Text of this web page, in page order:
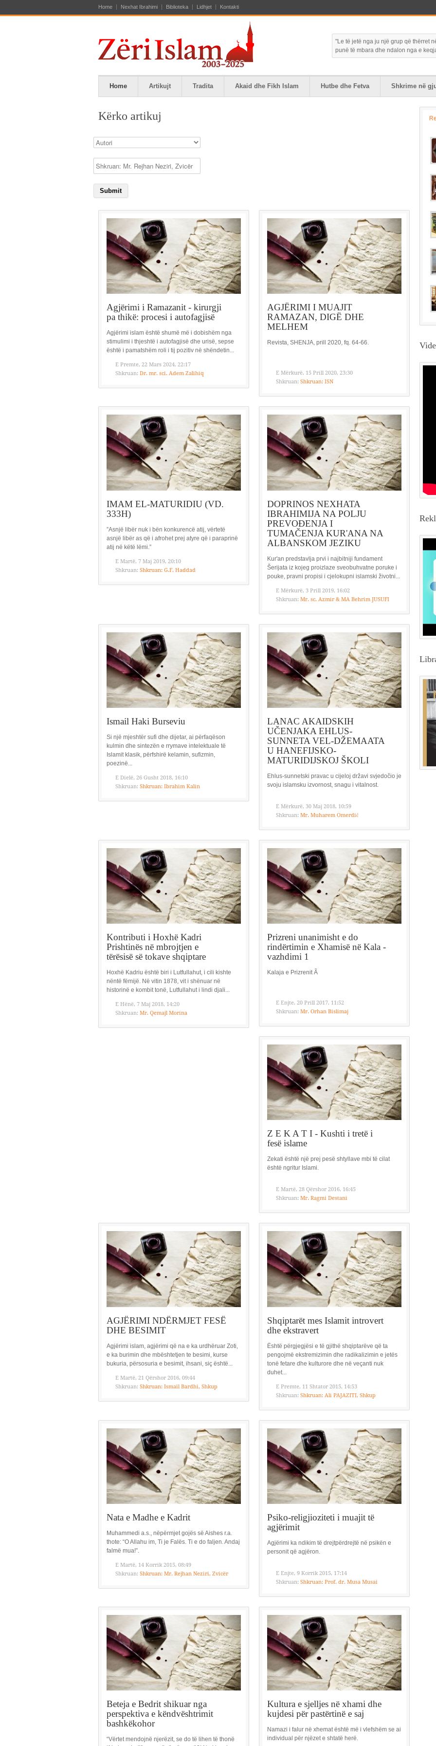
Home Nexhat Ibrahimi Biblioteka Lidhjet Kontakti
"Le të jetë nga ju një grup që thërret
punë të mbara dhe ndalon nga e
Home Artikujt Tradita Akaid dhe Fikh Islam Hutbe dhe Fetva Shkrime në
Kërko artikuj
Agjërimi i Ramazanit - kirurgji
pa thikë: procesi i autofagjisë
Agjërimi islam është shumë më i dobishëm nga
stimulimi i thjeshtë i autofagjisë dhe urisë, sepse
është i pamatshëm roli i tij pozitiv në shëndetin...
E Premte, 22 Mars 2024, 22:17
Shkruan: Dr. mr. sci. Adem Zalihiq
AGJËRIMI I MUAJIT
RAMAZAN, DIGË DHE
MELHEM
Revista, SHENJA, prill 2020, fq. 64-66.
E Mërkurë, 15 Prill 2020, 23:30
Shkruan: Shkruan: ISN
IMAM EL-MATURIDIU (VD.
333H)
”Asnjë libër nuk i bën konkurencë atij, vërtetë
asnjë libër as që i afrohet prej atyre që i paraprinë
atij në këtë lëmi.”
E Martë, 7 Maj 2019, 20:10
Shkruan: Shkruan: G.F. Haddad
DOPRINOS NEXHATA
IBRAHIMIJA NA POLJU
PREVOĐENJA I
TUMAČENJA KUR'ANA NA
ALBANSKOM JEZIKU
Kur'an predstavlja prvi i najbitniji fundament
Šerijata iz kojeg proizlaze sveobuhvatne poruke i
pouke, pravni propisi i cjelokupni islamski životni...
E Mërkurë, 3 Prill 2019, 16:02
Shkruan: Mr. sc. Azmir & MA Behrim JUSUFI
Ismail Haki Burseviu
Si një mjeshtër sufi dhe dijetar, ai përfaqëson
kulmin dhe sintezën e rrymave intelektuale të
Islamit klasik, përfshirë kelamin, sufizmin,
poezinë...
E Dielë, 26 Gusht 2018, 16:10
Shkruan: Shkruan: Ibrahim Kalin
LANAC AKAIDSKIH
UČENJAKA EHLUS-
SUNNETA VEL-DŽEMAATA
U HANEFIJSKO-
MATURIDIJSKOJ ŠKOLI
Ehlus-sunnetski pravac u cijeloj državi svjedočio je
svoju islamsku izvornost, snagu i vitalnost.
E Mërkurë, 30 Maj 2018, 10:59
Shkruan: Mr. Muharem Omerdić
Kontributi i Hoxhë Kadri
Prishtinës në mbrojtjen e
tërësisë së tokave shqiptare
Hoxhë Kadriu është biri i Lutfullahut, i cili kishte
nëntë fëmijë. Në vitin 1878, vit i shënuar në
historinë e kombit tonë, Lutfullahut i lindi djali...
E Hënë, 7 Maj 2018, 14:20
Shkruan: Mr. Qemajl Morina
Prizreni unanimisht e do
rindërtimin e Xhamisë në Kala -
vazhdimi 1
Kalaja e Prizrenit Ã
E Enjte, 20 Prill 2017, 11:52
Shkruan: Mr. Orhan Bislimaj
Z E K A T I - Kushti i tretë i
fesë islame
Zekati është një prej pesë shtyllave mbi të cilat
është ngritur Islami.
E Martë, 28 Qërshor 2016, 16:45
Shkruan: Mr. Ragmi Destani
AGJËRIMI NDËRMJET FESË
DHE BESIMIT
Agjërimi islam, agjërimi që na e ka urdhëruar Zoti,
e ka burimin dhe mbështetjen te besimi, kurse
bukuria, përsosuria e besimit, ihsani, siç është...
E Martë, 21 Qërshor 2016, 09:44
Shkruan: Shkruan: Ismail Bardhi, Shkup
Shqiptarët mes Islamit introvert
dhe ekstravert
Është përgjegjësi e të gjithë shqiptarëve që ta
pengojmë ekstremizimin dhe radikalizimin e jetës
tonë fetare dhe kulturore dhe në veçanti nuk
duhet...
E Premte, 11 Shtator 2015, 14:53
Shkruan: Shkruan: Ali PAJAZITI, Shkup
Nata e Madhe e Kadrit
Muhammedi a.s., nëpërmjet gojës së Aishes r.a.
thote: “O Allahu im, Ti je Falës. Ti e do faljen. Andaj
falmë mua!”.
E Martë, 14 Korrik 2015, 08:49
Shkruan: Shkruan: Mr. Rejhan Neziri, Zvicër
Psiko-religjioziteti i muajit të
agjërimit
Agjërimi ka ndikim të drejtpërdrejtë në psikën e
personit që agjëron.
E Enjte, 9 Korrik 2015, 17:14
Shkruan: Shkruan: Prof. dr. Musa Musai
Beteja e Bedrit shikuar nga
perspektiva e këndvështrimit
bashkëkohor
“Vërtet mendojnë njerëzit, se do të lihen të thonë
Kultura e sjelljes në xhami dhe
kujdesi për pastërtinë e saj
Namazi i falur në xhemat është më i vlefshëm se ai
individual për njëzet e shtatë herë.